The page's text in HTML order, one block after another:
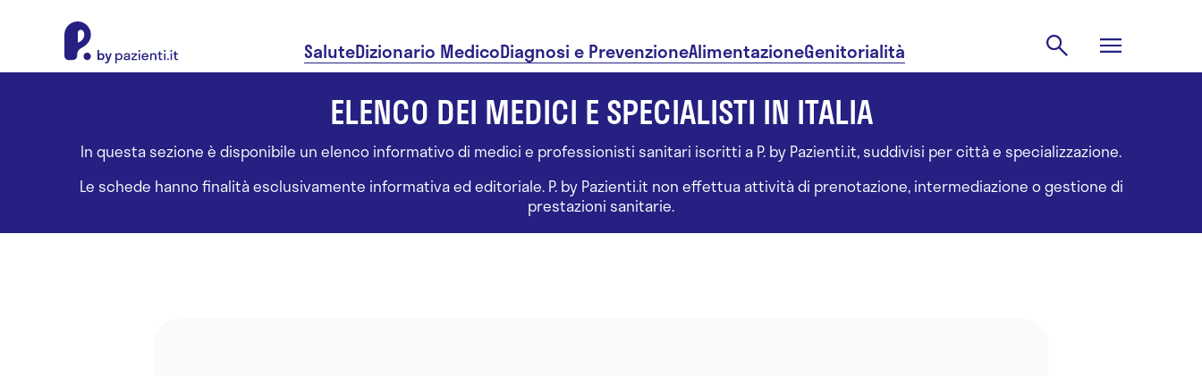
SaluteDizionario MedicoDiagnosi e PrevenzioneAlimentazioneGenitorialità
ELENCO DEI MEDICI E SPECIALISTI IN ITALIA
In questa sezione è disponibile un elenco informativo di medici e professionisti sanitari iscritti a P. by Pazienti.it, suddivisi per città e specializzazione.
Le schede hanno finalità esclusivamente informativa ed editoriale. P. by Pazienti.it non effettua attività di prenotazione, intermediazione o gestione di
prestazioni sanitarie.